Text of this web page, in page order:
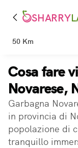
SHARRY
50 Km
Cosa fare
Novarese,
Garbagna
in provincia di
popolazione di
tranquillo